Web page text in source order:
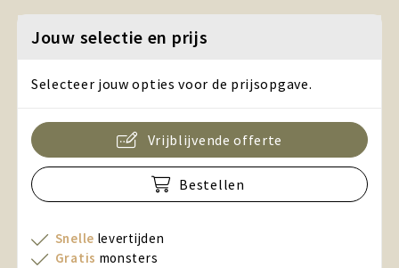
Jouw selectie en prijs
Selecteer jouw opties voor de prijsopgave.
Vrijblijvende offerte
Bestellen
Snelle levertijden
Gratis monsters